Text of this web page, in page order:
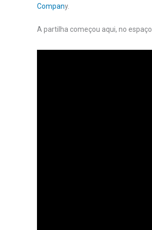
Company.
A partilha começou aqui, no espaço